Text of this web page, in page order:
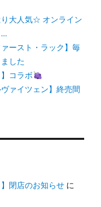
り大人気☆ オンライン
…
ースト・ラック】毎
した
コラボ
ァイツェン】終売間
閉店のお知らせ に